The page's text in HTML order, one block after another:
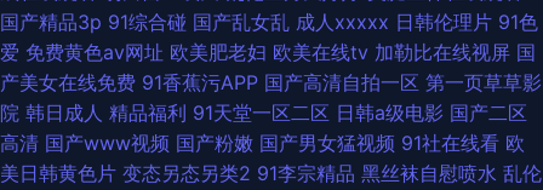
国产精品3p 91综合碰 国产乱女乱 成人xxxxx 日韩伦理片 91色
爱 免费黄色av网址 欧美肥老妇 欧美在线tv 加勒比在线视屏 国
产美女在线免费 91香蕉污APP 国产高清自拍一区 第一页草草影
院 韩日成人 精品福利 91天堂一区二区 日韩a级电影 国产二区
高清 国产www视频 国产粉嫩 国产男女猛视频 91社在线看 欧
美日韩黄色片 变态另态另类2 91李宗精品 黑丝袜自慰喷水 乱伦